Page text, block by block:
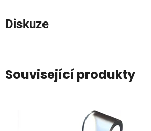
Diskuze
Související produkty